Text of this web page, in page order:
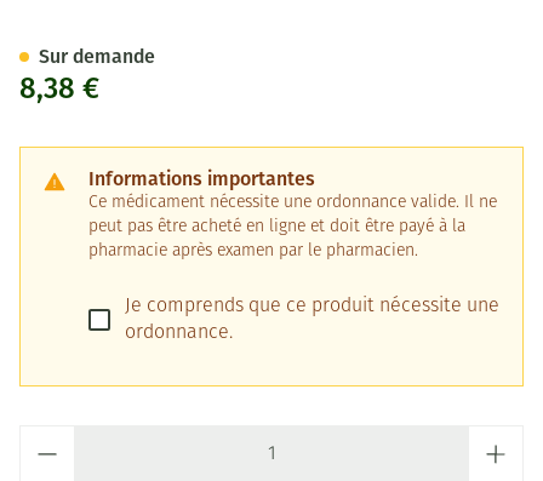
8,38 €
Informations importantes
Ce médicament nécessite une ordonnance valide. Il ne
peut pas être acheté en ligne et doit être payé à la
pharmacie après examen par le pharmacien.
Je comprends que ce produit nécessite une
ordonnance.
Sur demande